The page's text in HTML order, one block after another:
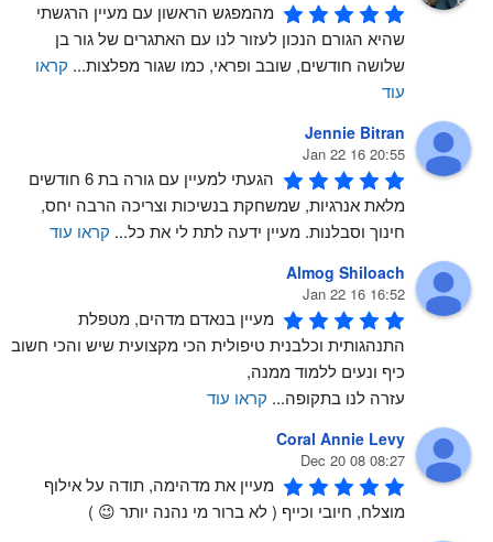
שלושה חודשים, שובב ופראי, כמו שגור מפלצות... קראו
עוד
Jennie Bitran
20:55 16 Jan 22
חינוך וסבלנות. מעיין ידעה לתת לי את כל... קראו עוד
Almog Shiloach
16:52 16 Jan 22
כיף ונעים ללמוד ממנה,
עזרה לנו בתקופה... קראו עוד
Coral Annie Levy
08:27 08 Dec 20
מוצלח, חיובי וכייף ( לא ברור מי נהנה יותר 😉 )